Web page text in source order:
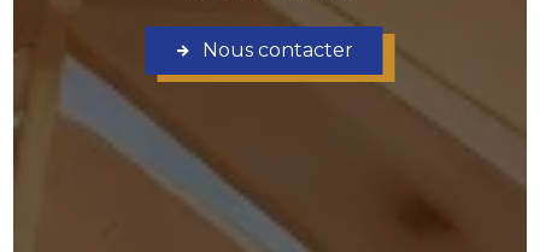
Nous contacter